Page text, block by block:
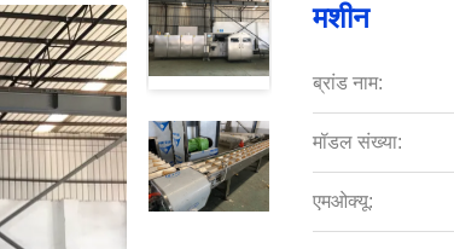
मशीन
ब्रांड नाम:
मॉडल संख्या:
एमओक्यू: